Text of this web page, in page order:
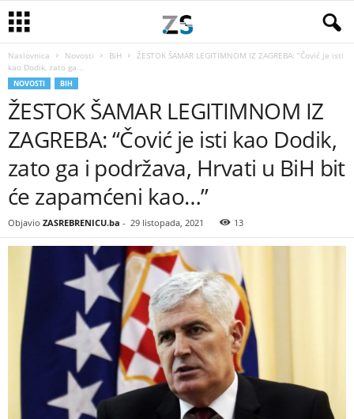
Naslovnica Novosti BiH
ŽESTOK ŠAMAR LEGITIMNOM IZ ZAGREBA: “Čović je isti
kao Dodik, zato ga...
NOVOSTI BIH
ŽESTOK ŠAMAR LEGITIMNOM IZ
ZAGREBA: “Čović je isti kao Dodik,
zato ga i podržava, Hrvati u BiH bit
će zapamćeni kao…”
Objavio ZASREBRENICU.ba - 29 listopada, 2021 13